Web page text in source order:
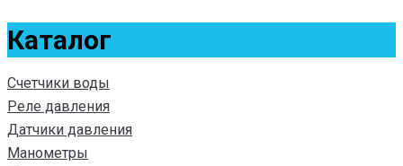
Каталог
Счетчики воды
Реле давления
Датчики давления
Манометры